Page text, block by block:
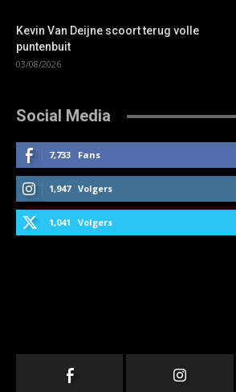
Kevin Van Deijne scoort terug volle
puntenbuit
03/08/2026
Social Media
7,733 Fans
1,947 Volgers
1,041 Volgers